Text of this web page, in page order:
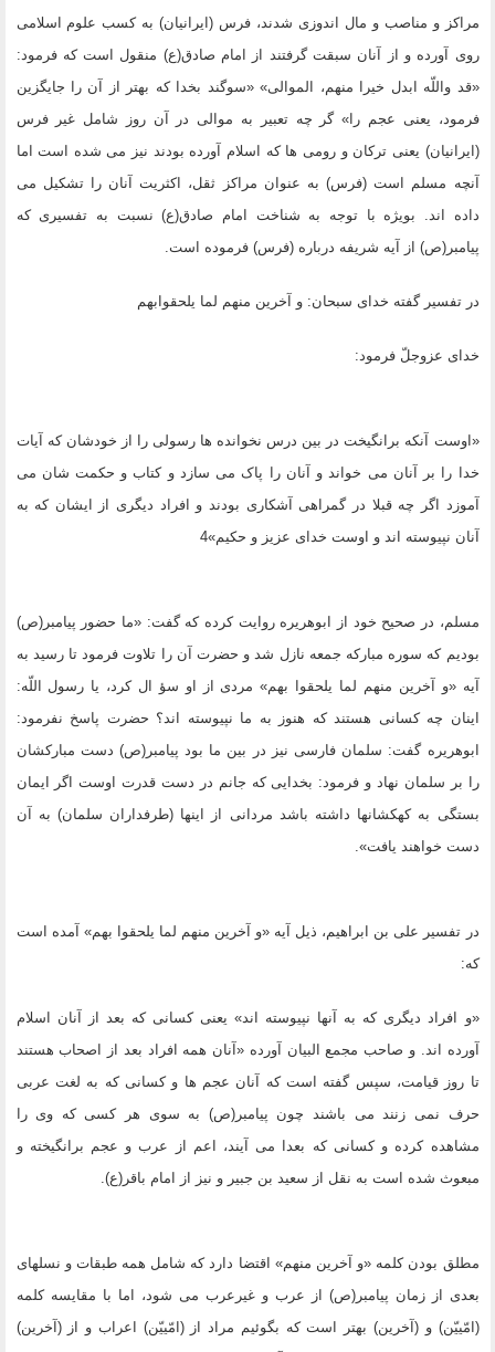
مراکز و مناصب و مال اندوزى شدند، فرس (ایرانیان) به کسب علوم اسلامى
روى آورده و از آنان سبقت گرفتند از امام صادق(ع) منقول است که فرمود:
«قد واللّه ابدل خیرا منهم، الموالى» «سوگند بخدا که بهتر از آن را جایگزین
فرمود، یعنى عجم را» گر چه تعبیر به موالى در آن روز شامل غیر فرس
(ایرانیان) یعنى ترکان و رومى ها که اسلام آورده بودند نیز مى شده است اما
آنچه مسلم است (فرس) به عنوان مراکز ثقل، اکثریت آنان را تشکیل مى
داده اند. بویژه با توجه به شناخت امام صادق(ع) نسبت به تفسیرى که
پیامبر(ص) از آیه شریفه درباره (فرس) فرموده است.
در تفسیر گفته خداى سبحان: و آخرین منهم لما یلحقوابهم
خداى عزوجلّ فرمود:
«اوست آنکه برانگیخت در بین درس نخوانده ها رسولى را از خودشان که آیات
خدا را بر آنان مى خواند و آنان را پاک مى سازد و کتاب و حکمت شان مى
آموزد اگر چه قبلا در گمراهى آشکارى بودند و افراد دیگرى از ایشان که به
آنان نپیوسته اند و اوست خداى عزیز و حکیم»4
مسلم، در صحیح خود از ابوهریره روایت کرده که گفت: «ما حضور پیامبر(ص)
بودیم که سوره مبارکه جمعه نازل شد و حضرت آن را تلاوت فرمود تا رسید به
آیه «و آخرین منهم لما یلحقوا بهم» مردى از او سؤ ال کرد، یا رسول اللّه:
اینان چه کسانى هستند که هنوز به ما نپیوسته اند؟ حضرت پاسخ نفرمود:
ابوهریره گفت: سلمان فارسى نیز در بین ما بود پیامبر(ص) دست مبارکشان
را بر سلمان نهاد و فرمود: بخدایى که جانم در دست قدرت اوست اگر ایمان
بستگى به کهکشانها داشته باشد مردانى از اینها (طرفداران سلمان) به آن
دست خواهند یافت».
در تفسیر على بن ابراهیم، ذیل آیه «و آخرین منهم لما یلحقوا بهم» آمده است
که:
«و افراد دیگرى که به آنها نپیوسته اند» یعنى کسانى که بعد از آنان اسلام
آورده اند. و صاحب مجمع البیان آورده «آنان همه افراد بعد از اصحاب هستند
تا روز قیامت، سپس گفته است که آنان عجم ها و کسانى که به لغت عربى
حرف نمى زنند مى باشند چون پیامبر(ص) به سوى هر کسى که وى را
مشاهده کرده و کسانى که بعدا مى آیند، اعم از عرب و عجم برانگیخته و
مبعوث شده است به نقل از سعید بن جبیر و نیز از امام باقر(ع).
مطلق بودن کلمه «و آخرین منهم» اقتضا دارد که شامل همه طبقات و نسلهاى
بعدى از زمان پیامبر(ص) از عرب و غیرعرب مى شود، اما با مقایسه کلمه
(امّییّن) و (آخرین) بهتر است که بگوئیم مراد از (امّییّن) اعراب و از (آخرین)